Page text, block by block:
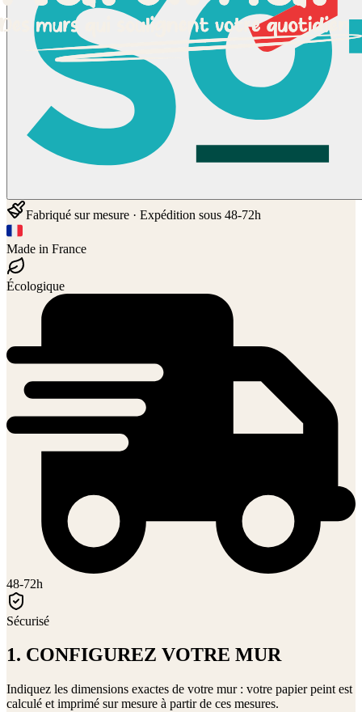
Fabriqué sur mesure · Expédition sous 48-72h
Made in France
Écologique
48-72h
Sécurisé
1. CONFIGUREZ VOTRE MUR
Indiquez les dimensions exactes de votre mur : votre papier peint est
calculé et imprimé sur mesure à partir de ces mesures.